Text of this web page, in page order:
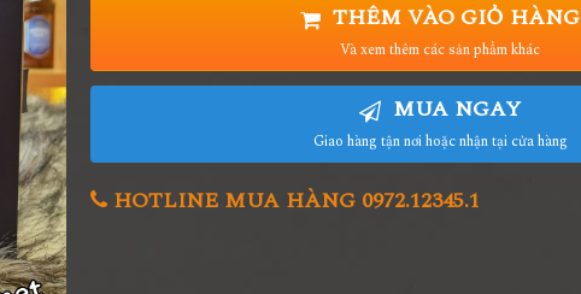
THÊM VÀO GIỎ HÀNG
Và xem thêm các sản phẩm khác
MUA NGAY
Giao hàng tận nơi hoặc nhận tại cửa hàng
HOTLINE MUA HÀNG 0972.12345.1